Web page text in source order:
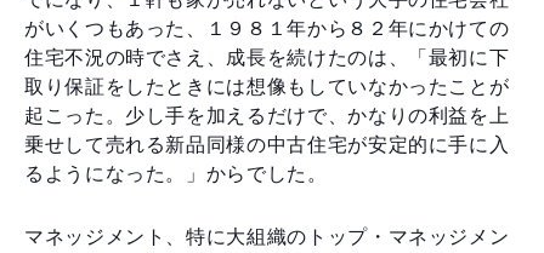
がいくつもあった、１９８１年から８２年にかけての
住宅不況の時でさえ、成長を続けたのは、「最初に下
取り保証をしたときには想像もしていなかったことが
起こった。少し手を加えるだけで、かなりの利益を上
乗せして売れる新品同様の中古住宅が安定的に手に入
るようになった。」からでした。
マネッジメント、特に大組織のトップ・マネッジメン